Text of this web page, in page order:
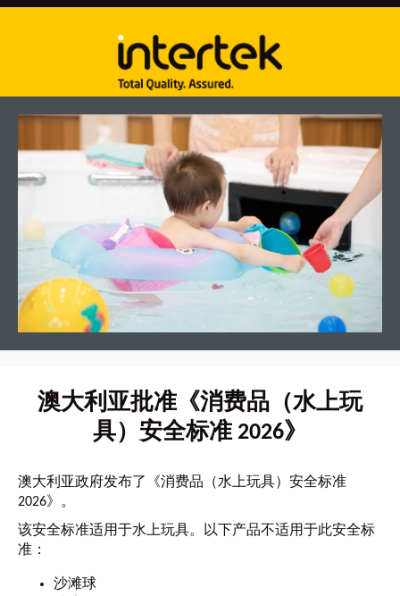
澳大利亚批准《消费品（水上玩
具）安全标准 2026》
澳大利亚政府发布了《消费品（水上玩具）安全标准
2026》。
该安全标准适用于水上玩具。以下产品不适用于此安全标
准：
沙滩球